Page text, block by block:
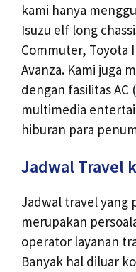
kami hanya
Isuzu elf long
Commuter, Toyota
Avanza. Kami juga
dengan fasilitas
multimedia
hiburan para
Jadwal Travel
Jadwal travel yang
merupakan
operator layanan
Banyak hal diluar